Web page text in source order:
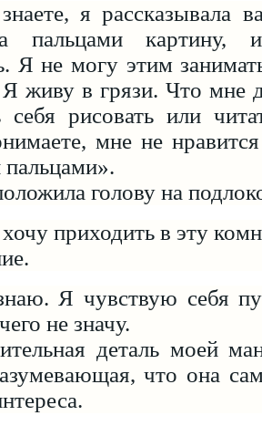
я рассказывала
пальцами
Я не могу этим
живу в грязи. Что мне
себя рисовать или
мне не
голову на
приходить в эту
Я чувствую себя
не значу.
деталь моей
что она